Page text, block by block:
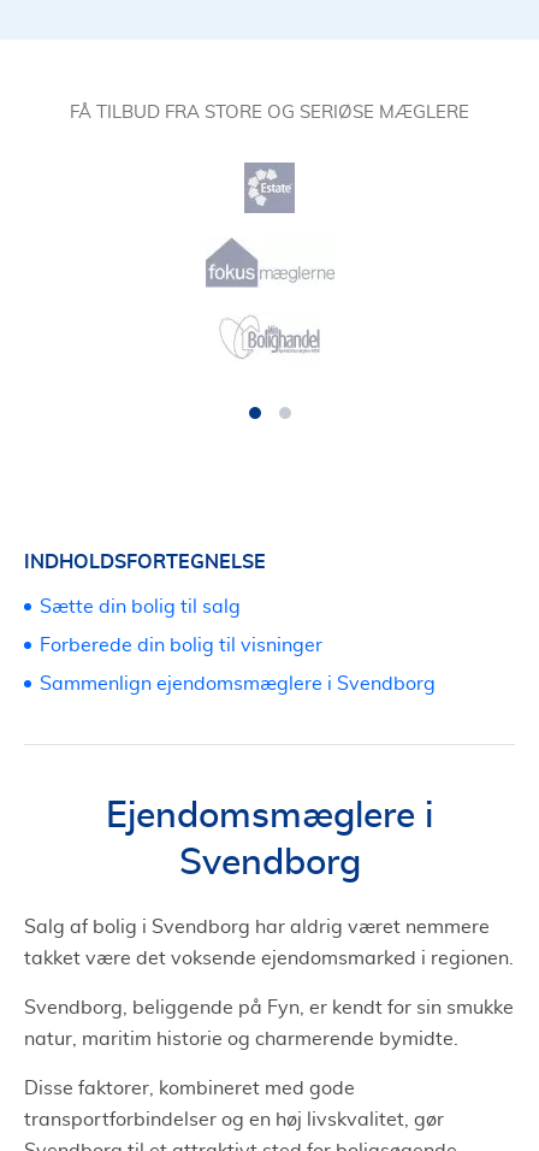
FÅ TILBUD FRA STORE OG SERIØSE MÆGLERE
Ejendomsmæglere i
Svendborg
Salg af bolig i Svendborg har aldrig været nemmere
takket være det voksende ejendomsmarked i regionen.
Svendborg, beliggende på Fyn, er kendt for sin smukke
natur, maritim historie og charmerende bymidte.
Disse faktorer, kombineret med gode
transportforbindelser og en høj livskvalitet, gør
INDHOLDSFORTEGNELSE
Sætte din bolig til salg
Forberede din bolig til visninger
Sammenlign ejendomsmæglere i Svendborg